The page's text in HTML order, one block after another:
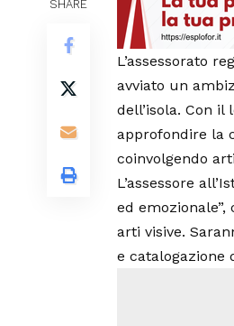
SHARE
L’assessorato
avviato un
dell’isola. Con il
approfondire la
coinvolgendo
L’assessore
ed
arti visive.
e